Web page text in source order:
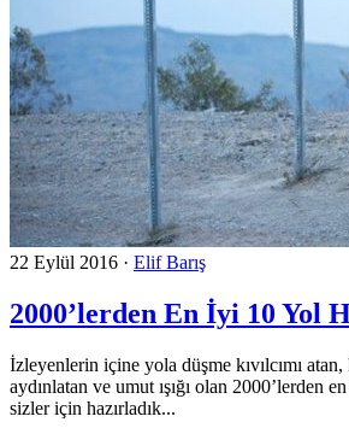
22 Eylül 2016 · Elif Barış
2000’lerden En İyi 10 Yol
İzleyenlerin içine yola düşme kıvılcımı
aydınlatan ve umut ışığı olan 2000’lerden
sizler için hazırladık...